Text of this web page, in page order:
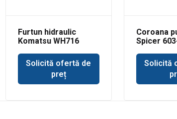
Furtun hidraulic
Komatsu WH716
Solicită ofertă de
preț
Coroana
Spicer
Solicită